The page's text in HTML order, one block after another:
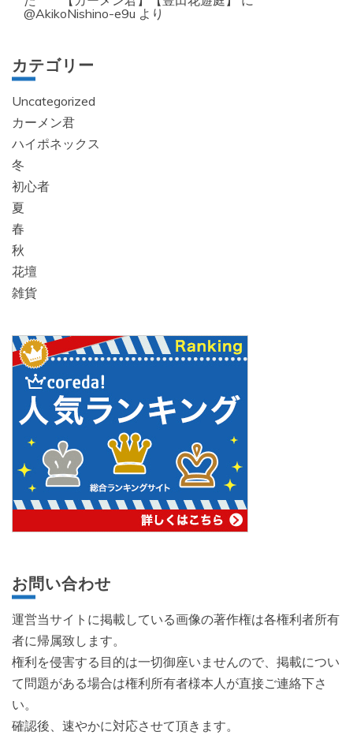
@AkikoNishino-e9u より
カテゴリー
Uncategorized
カーメン君
ハイポネックス
冬
初心者
夏
春
秋
花壇
雑貨
お問い合わせ
運営当サイトに掲載している画像の著作権は各権利者所有
者に帰属致します。
権利を侵害する目的は一切御座いませんので、掲載につい
て問題がある場合は権利所有者様本人が直接ご連絡下さ
い。
確認後、速やかに対応させて頂きます。